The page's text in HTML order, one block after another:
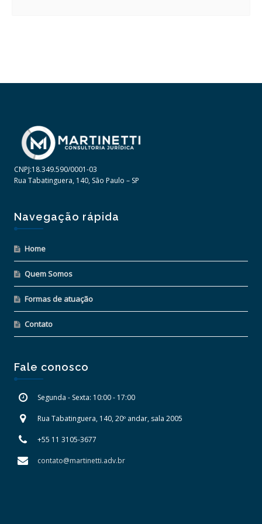
CNPJ:18.349.590/0001-03
Rua Tabatinguera, 140, São Paulo – SP
Navegação rápida
Home
Quem Somos
Formas de atuação
Contato
Fale conosco
Segunda - Sexta: 10:00 - 17:00
Rua Tabatinguera, 140, 20º andar, sala 2005
+55 11 3105-3677
contato@martinetti.adv.br